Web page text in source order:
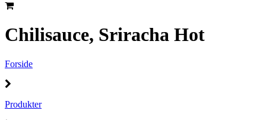
Chilisauce, Sriracha Hot
Forside
Produkter